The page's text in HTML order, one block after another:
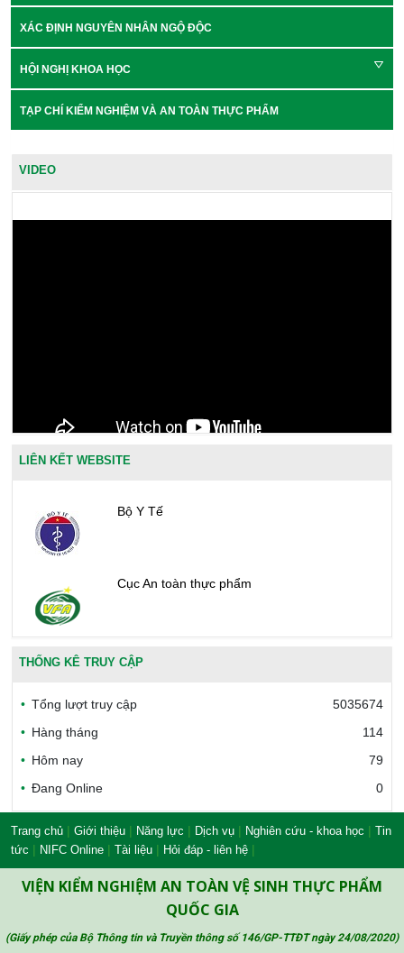
XÁC ĐỊNH NGUYÊN NHÂN NGỘ ĐỘC
HỘI NGHỊ KHOA HỌC
TẠP CHÍ KIỂM NGHIỆM VÀ AN TOÀN THỰC PHẨM
VIDEO
LIÊN KẾT WEBSITE
Bộ Y Tế
Cục An toàn thực phẩm
Văn phòng công nhận chất lượng
Công đoàn Y tế Việt Nam
Safe Food for Growth Project (SAFEGRO)
THỐNG KÊ TRUY CẬP
Tổng lượt truy cập
5035674
Hàng tháng
114
Hôm nay
79
Đang Online
0
Trang chủ | Giới thiệu | Năng lực | Dịch vụ | Nghiên cứu - khoa học | Tin
tức | NIFC Online | Tài liệu | Hỏi đáp - liên hệ |
VIỆN KIỂM NGHIỆM AN TOÀN VỆ SINH THỰC PHẨM
QUỐC GIA
(Giấy phép của Bộ Thông tin và Truyền thông số 146/GP-TTĐT ngày 24/08/2020)